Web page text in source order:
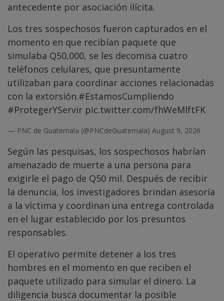
antecedente por asociación ilícita.
Los tres sospechosos fueron capturados en el
momento en que recibían paquete que
simulaba Q50,000, se les decomisa cuatro
teléfonos celulares, que presuntamente
utilizaban para coordinar acciones relacionadas
con la extorsión.#EstamosCumpliendo
#ProtegerYServir pic.twitter.com/fhWeMlftFK
— PNC de Guatemala (@PNCdeGuatemala) August 9, 2026
Según las pesquisas, los sospechosos habrían
amenazado de muerte a una persona para
exigirle el pago de Q50 mil. Después de recibir
la denuncia, los investigadores brindan asesoría
a la víctima y coordinan una entrega controlada
en el lugar establecido por los presuntos
responsables.
El operativo permite detener a los tres
hombres en el momento en que reciben el
paquete utilizado para simular el dinero. La
diligencia busca documentar la posible